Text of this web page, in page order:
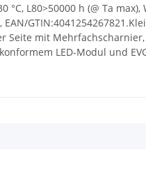
L80>50000 h (@ Ta max),
Seite mit Mehrfachscharnier,
LED-Modul und